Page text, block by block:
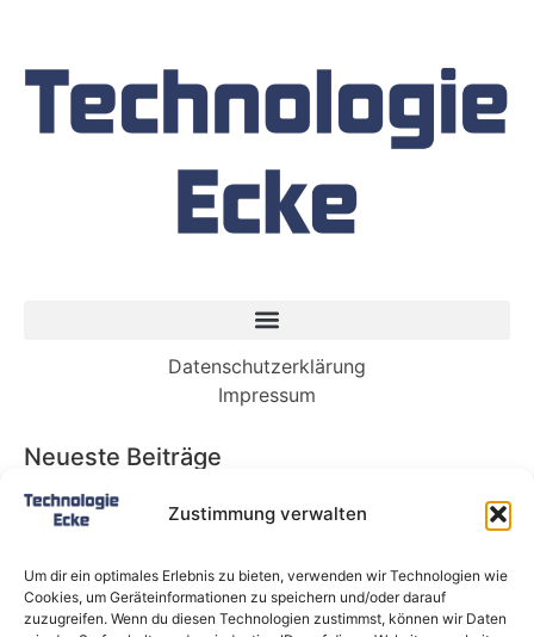
Zustimmung verwalten
Um dir ein optimales Erlebnis zu bieten, verwenden wir Technologien wie
Cookies, um Geräteinformationen zu speichern und/oder darauf
zuzugreifen. Wenn du diesen Technologien zustimmst, können wir Daten
Datenschutzerklärung
Impressum
Neueste Beiträge
Babybett 90×200: Die perfekte Lösung für
wachsende Kinder und kleine Räume
Deutschland endlich ein Recht auf Kühlung
braucht